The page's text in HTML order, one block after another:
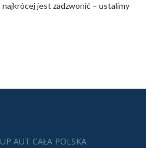
najkrócej jest zadzwonić – ustalimy
AUT CAŁA POLSKA